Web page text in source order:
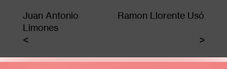
Juan Antonio
Limones
Ramon Llorente Usó